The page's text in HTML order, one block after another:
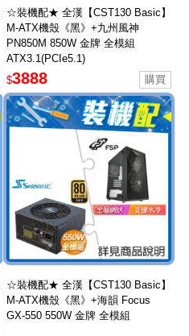
☆裝機配★ 全漢【CST130 Basic】
M-ATX機殼《黑》+九州風神
PN850M 850W 金牌 全模組
ATX3.1(PCIe5.1)
$3888
☆裝機配★ 全漢【CST130 Basic】
M-ATX機殼《黑》+海韻 Focus
GX-550 550W 金牌 全模組